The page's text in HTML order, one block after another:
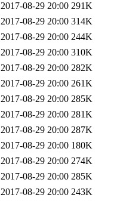
2017-08-29 20:00 291K
2017-08-29 20:00 314K
2017-08-29 20:00 244K
2017-08-29 20:00 310K
2017-08-29 20:00 282K
2017-08-29 20:00 261K
2017-08-29 20:00 285K
2017-08-29 20:00 281K
2017-08-29 20:00 287K
2017-08-29 20:00 180K
2017-08-29 20:00 274K
2017-08-29 20:00 285K
2017-08-29 20:00 243K